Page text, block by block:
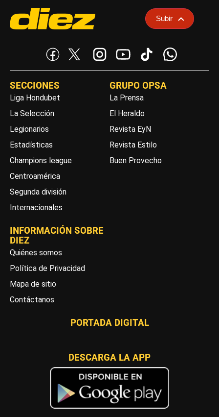
Subir
SECCIONES
Liga Hondubet
La Selección
Legionarios
Estadísticas
Champions league
Centroamérica
Segunda división
Internacionales
GRUPO OPSA
La Prensa
El Heraldo
Revista EyN
Revista Estilo
Buen Provecho
INFORMACIÓN SOBRE
DIEZ
Quiénes somos
Política de Privacidad
Mapa de sitio
Contáctanos
PORTADA DIGITAL
DESCARGA LA APP